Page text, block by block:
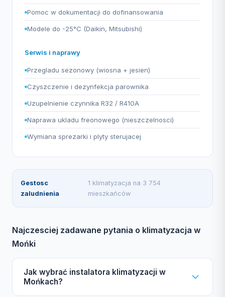
Pomoc w dokumentacji do dofinansowania
Modele do -25°C (Daikin, Mitsubishi)
Serwis i naprawy
Przegladu sezonowy (wiosna + jesien)
Czyszczenie i dezynfekcja parownika
Uzupelnienie czynnika R32 / R410A
Naprawa ukladu freonowego (nieszczelnosci)
Wymiana sprezarki i plyty sterujacej
Gestosc
zaludnienia
1 klimatyzacja na 3 754
mieszkańców
Najczesciej zadawane pytania o klimatyzacja w
Mońki
Jak wybrać instalatora klimatyzacji w
Mońkach?